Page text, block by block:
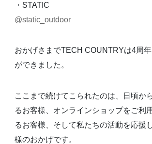
・STATIC
@static_outdoor
おかげさまでTECH COUNTRYは4周
ができました。
ここまで続けてこられたのは、日頃か
るお客様、オンラインショップをご利
るお客様、そして私たちの活動を応援
様のおかげです。